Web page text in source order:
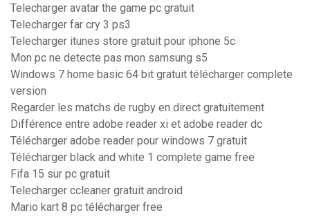
Telecharger avatar the game pc gratuit
Telecharger far cry 3 ps3
Telecharger itunes store gratuit pour iphone 5c
Mon pc ne detecte pas mon samsung s5
Windows 7 home basic 64 bit gratuit télécharger complete
version
Regarder les matchs de rugby en direct gratuitement
Différence entre adobe reader xi et adobe reader dc
Télécharger adobe reader pour windows 7 gratuit
Télécharger black and white 1 complete game free
Fifa 15 sur pc gratuit
Telecharger ccleaner gratuit android
Mario kart 8 pc télécharger free